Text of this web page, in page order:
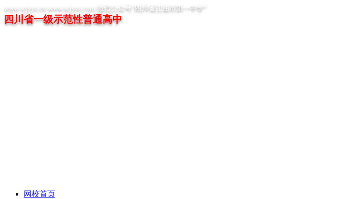
www.scjyyz.cn www.scjyyz.com 微信公众号“四川省江油市第一中学”
四川省一级示范性普通高中
网校首页